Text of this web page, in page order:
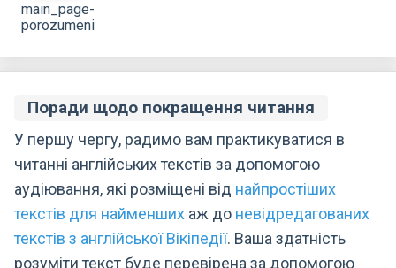
main_page-
porozumeni
Поради щодо покращення читання
У першу чергу, радимо вам практикуватися в
читанні англійських текстів за допомогою
аудіювання, які розміщені від найпростіших
текстів для найменших аж до невідредагованих
текстів з англійської Вікіпедії. Ваша здатність
розуміти текст буде перевірена за допомогою